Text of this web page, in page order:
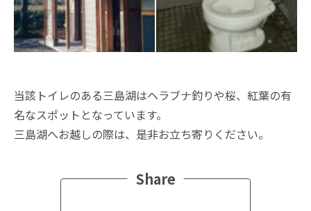
当該トイレのある三島湖はヘラブナ釣りや桜、紅葉の有
名なスポットとなっています。
三島湖へお越しの際は、是非お立ち寄りください。
Share